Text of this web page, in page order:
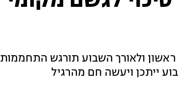
ראשון ולאורך השבוע תורגש התחממות
ייתכן ויעשה חם מהרגיל